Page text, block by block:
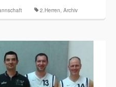
2.Herren, Archiv